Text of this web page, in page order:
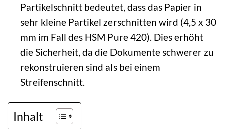
Partikelschnitt bedeutet, dass das Papier in
sehr kleine Partikel zerschnitten wird (4,5 x 30
mm im Fall des HSM Pure 420). Dies erhöht
die Sicherheit, da die Dokumente schwerer zu
rekonstruieren sind als bei einem
Streifenschnitt.
Inhalt